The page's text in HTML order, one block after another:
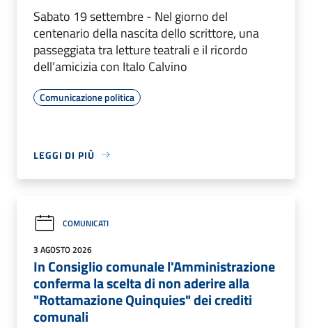
Sabato 19 settembre - Nel giorno del
centenario della nascita dello scrittore, una
passeggiata tra letture teatrali e il ricordo
dell’amicizia con Italo Calvino
Comunicazione politica
LEGGI DI PIÙ
COMUNICATI
3 AGOSTO 2026
In Consiglio comunale l'Amministrazione
conferma la scelta di non aderire alla
"Rottamazione Quinquies" dei crediti
comunali